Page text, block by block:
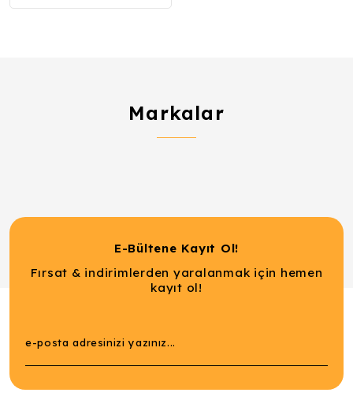
Markalar
E-Bültene Kayıt Ol!
Fırsat & indirimlerden yaralanmak için hemen
kayıt ol!